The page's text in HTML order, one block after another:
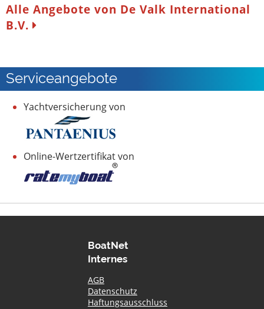
Alle Angebote von De Valk International
B.V.
Serviceangebote
Yachtversicherung von
Online-Wertzertifikat von
BoatNet
Internes
AGB
Datenschutz
Haftungsausschluss